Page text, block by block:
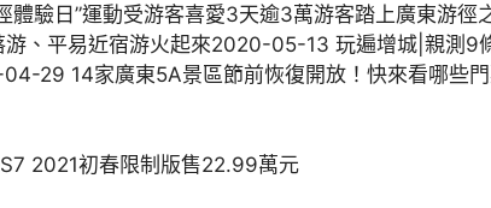
體驗日”運動受游客喜愛3天逾3萬游客踏上廣東游
游、平易近宿游火起來2020-05-13 玩遍增城|親測9
29 14家廣東5A景區節前恢復開放！快來看哪些
2021初春限制版售22.99萬元